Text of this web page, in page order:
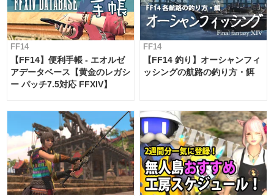
FF14
【FF14】便利手帳 - エオルゼ
アデータベース【黄金のレガシ
ー パッチ7.5対応 FFXIV】
FF14
【FF14 釣り】オーシャンフィ
ッシングの航路の釣り方・餌